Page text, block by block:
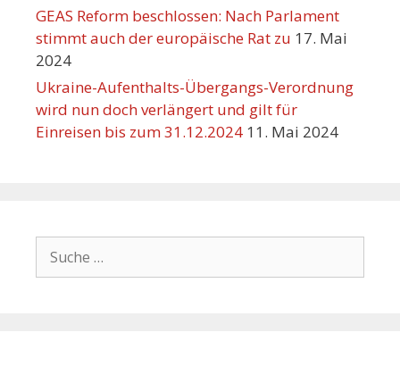
GEAS Reform beschlossen: Nach Parlament
stimmt auch der europäische Rat zu 17. Mai
2024
Ukraine-Aufenthalts-Übergangs-Verordnung
wird nun doch verlängert und gilt für
Einreisen bis zum 31.12.2024 11. Mai 2024